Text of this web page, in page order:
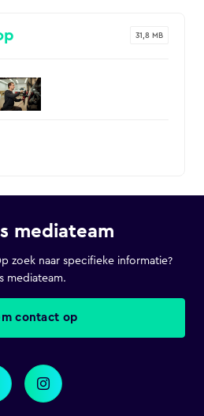
31,8 MB
mediateam
zoek naar specifieke informatie?
mediateam.
contact op